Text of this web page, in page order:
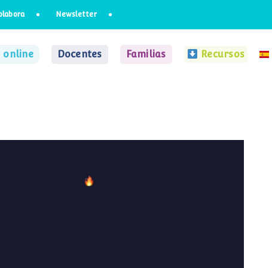
Newsletter
online Docentes Familias Recursos